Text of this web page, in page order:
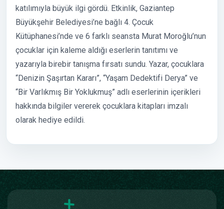
katılımıyla büyük ilgi gördü. Etkinlik, Gaziantep
Büyükşehir Belediyesi’ne bağlı 4. Çocuk
Kütüphanesi’nde ve 6 farklı seansta Murat Moroğlu’nun
çocuklar için kaleme aldığı eserlerin tanıtımı ve
yazarıyla birebir tanışma fırsatı sundu. Yazar, çocuklara
“Denizin Şaşırtan Kararı”, “Yaşam Dedektifi Derya” ve
“Bir Varlıkmış Bir Yoklukmuş” adlı eserlerinin içerikleri
hakkında bilgiler vererek çocuklara kitapları imzalı
olarak hediye edildi.